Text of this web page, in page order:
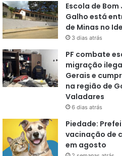
Escola de Bom
Galho está
de Minas no
3 dias atrás
PF combate
migração
Gerais e
na região de
Valadares
6 dias atrás
Piedade:
vacinação de
em agosto